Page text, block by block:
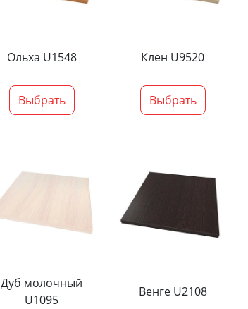
Ольха U1548
Выбрать
Клен U9520
Выбрать
Дуб молочный
U1095
Венге U2108